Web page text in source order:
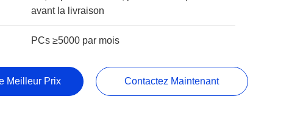
avant la livraison
PCs ≥5000 par mois
Meilleur Prix Contactez Maintenant